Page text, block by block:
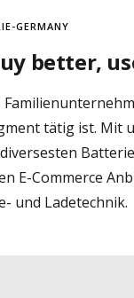
GERMANY
better,
tätig ist. Mit
E-Commerce
und Ladetechnik.